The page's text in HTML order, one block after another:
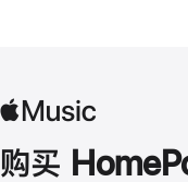
购买